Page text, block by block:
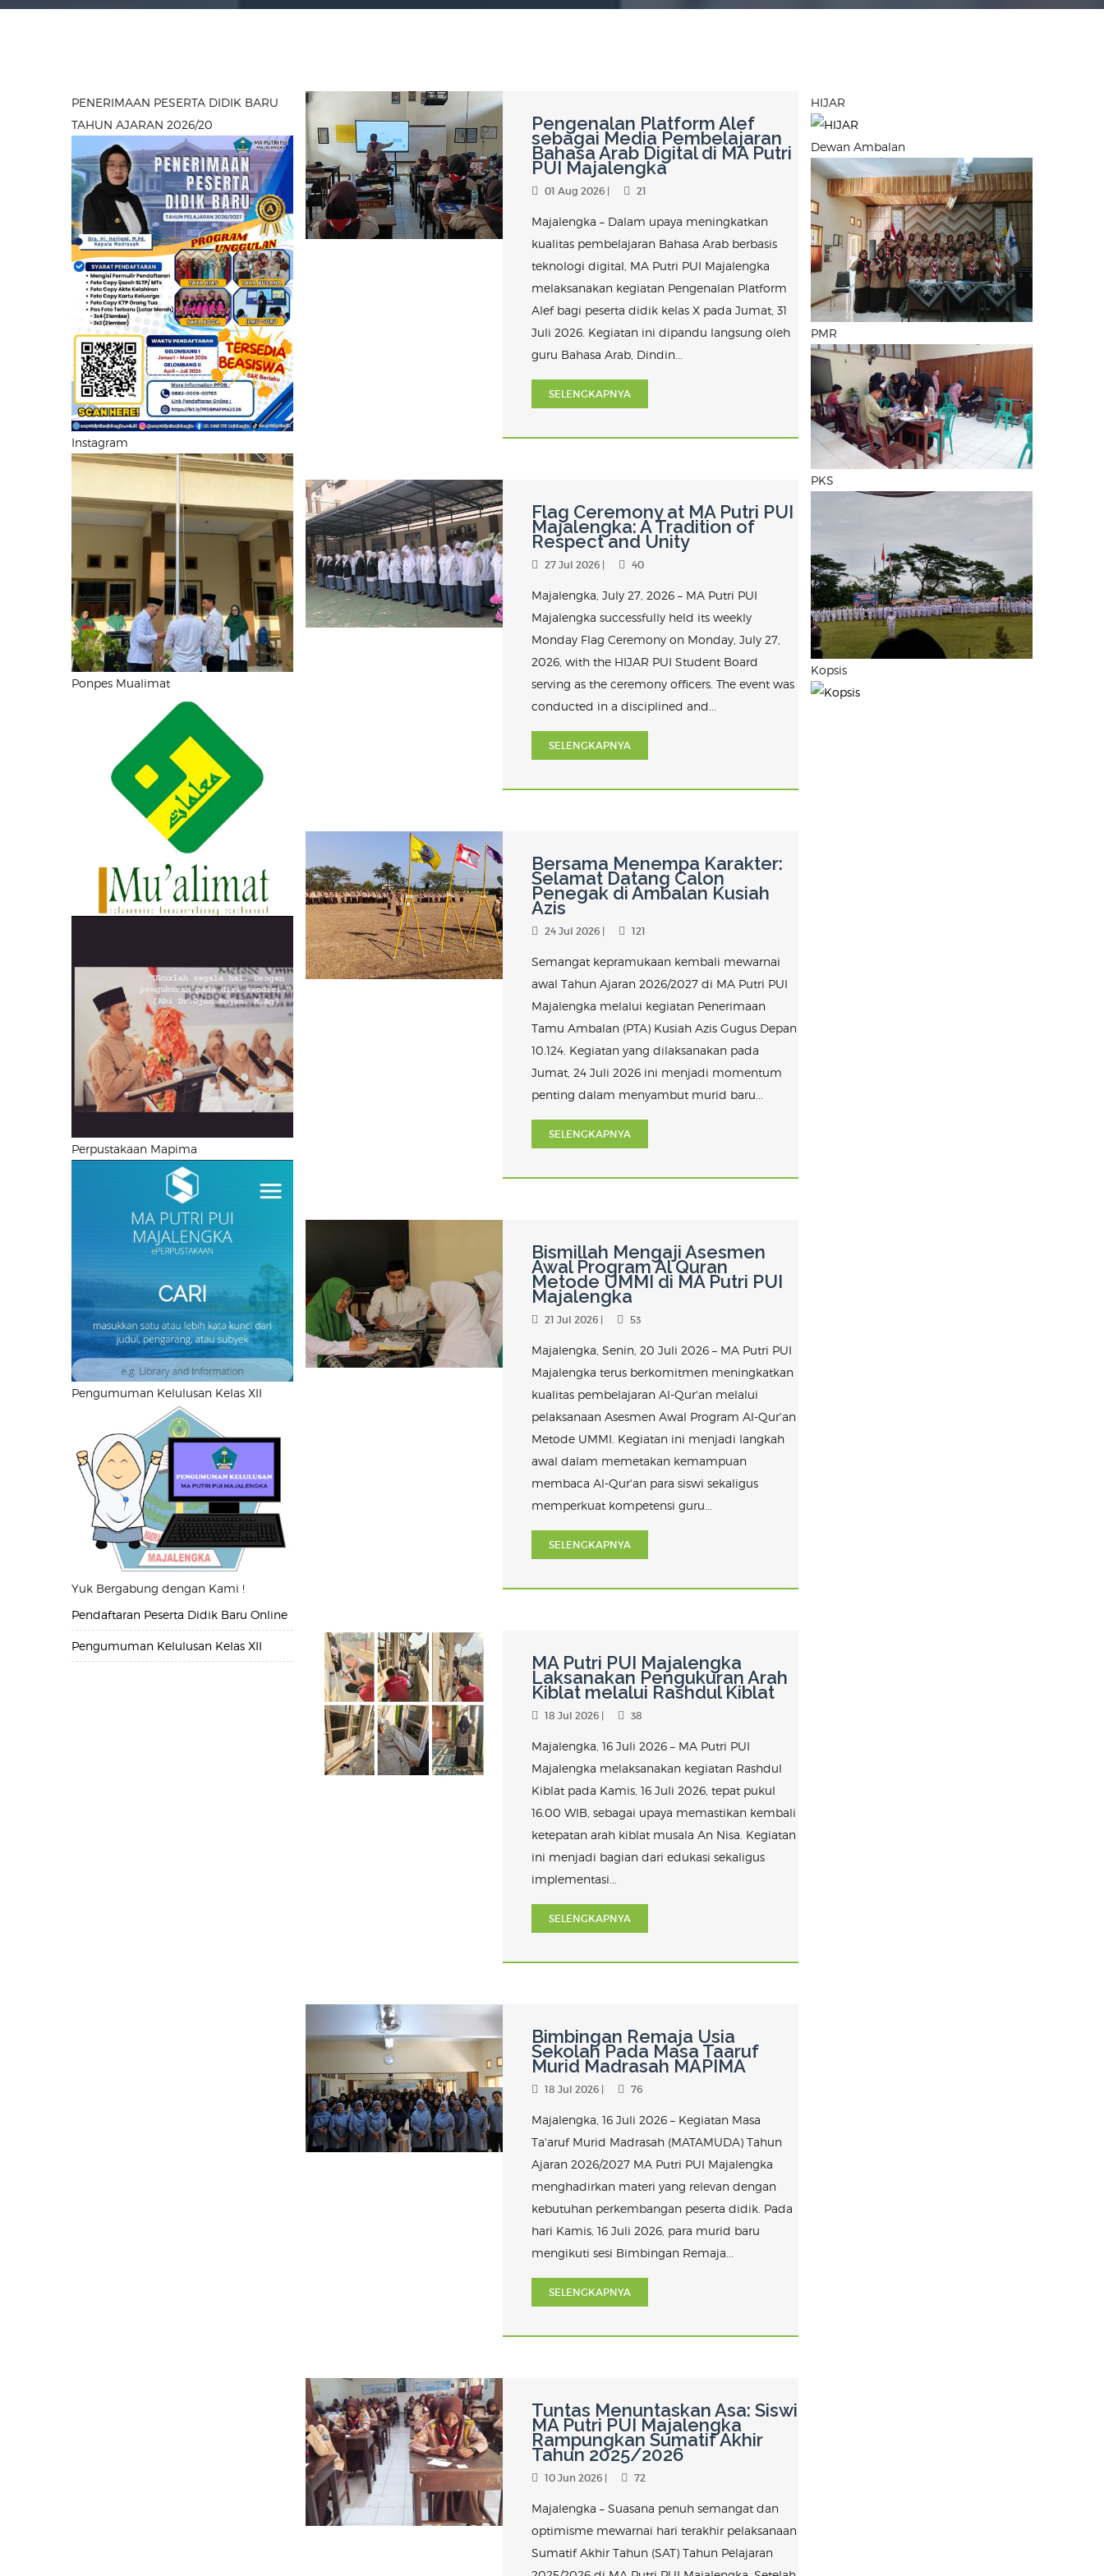
PENERIMAAN PESERTA DIDIK BARU
TAHUN AJARAN 2026/20
Instagram
Ponpes Mualimat
Perpustakaan Mapima
Pengumuman Kelulusan Kelas XII
Yuk Bergabung dengan Kami !
Pendaftaran Peserta Didik Baru Online
Pengumuman Kelulusan Kelas XII
Pengenalan Platform Alef
sebagai Media Pembelajaran
Bahasa Arab Digital di MA Putri
PUI Majalengka
01 Aug 2026 | 21
Majalengka – Dalam upaya meningkatkan
kualitas pembelajaran Bahasa Arab berbasis
teknologi digital, MA Putri PUI Majalengka
melaksanakan kegiatan Pengenalan Platform
Alef bagi peserta didik kelas X pada Jumat, 31
Juli 2026. Kegiatan ini dipandu langsung oleh
guru Bahasa Arab, Dindin...
SELENGKAPNYA
Flag Ceremony at MA Putri PUI
Majalengka: A Tradition of
Respect and Unity
27 Jul 2026 | 40
Majalengka, July 27, 2026 – MA Putri PUI
Majalengka successfully held its weekly
Monday Flag Ceremony on Monday, July 27,
2026, with the HIJAR PUI Student Board
serving as the ceremony officers. The event was
conducted in a disciplined and...
SELENGKAPNYA
Bersama Menempa Karakter:
Selamat Datang Calon
Penegak di Ambalan Kusiah
Azis
24 Jul 2026 | 121
Semangat kepramukaan kembali mewarnai
awal Tahun Ajaran 2026/2027 di MA Putri PUI
Majalengka melalui kegiatan Penerimaan
Tamu Ambalan (PTA) Kusiah Azis Gugus Depan
10.124. Kegiatan yang dilaksanakan pada
Jumat, 24 Juli 2026 ini menjadi momentum
penting dalam menyambut murid baru...
SELENGKAPNYA
Bismillah Mengaji Asesmen
Awal Program Al Quran
Metode UMMI di MA Putri PUI
Majalengka
21 Jul 2026 | 53
Majalengka, Senin, 20 Juli 2026 – MA Putri PUI
Majalengka terus berkomitmen meningkatkan
kualitas pembelajaran Al-Qur'an melalui
pelaksanaan Asesmen Awal Program Al-Qur'an
Metode UMMI. Kegiatan ini menjadi langkah
awal dalam memetakan kemampuan
membaca Al-Qur'an para siswi sekaligus
memperkuat kompetensi guru...
SELENGKAPNYA
MA Putri PUI Majalengka
Laksanakan Pengukuran Arah
Kiblat melalui Rashdul Kiblat
18 Jul 2026 | 38
Majalengka, 16 Juli 2026 – MA Putri PUI
Majalengka melaksanakan kegiatan Rashdul
Kiblat pada Kamis, 16 Juli 2026, tepat pukul
16.00 WIB, sebagai upaya memastikan kembali
ketepatan arah kiblat musala An Nisa. Kegiatan
ini menjadi bagian dari edukasi sekaligus
implementasi...
SELENGKAPNYA
Bimbingan Remaja Usia
Sekolah Pada Masa Taaruf
Murid Madrasah MAPIMA
18 Jul 2026 | 76
Majalengka, 16 Juli 2026 – Kegiatan Masa
Ta'aruf Murid Madrasah (MATAMUDA) Tahun
Ajaran 2026/2027 MA Putri PUI Majalengka
menghadirkan materi yang relevan dengan
kebutuhan perkembangan peserta didik. Pada
hari Kamis, 16 Juli 2026, para murid baru
mengikuti sesi Bimbingan Remaja...
SELENGKAPNYA
Tuntas Menuntaskan Asa: Siswi
MA Putri PUI Majalengka
Rampungkan Sumatif Akhir
Tahun 2025/2026
10 Jun 2026 | 72
Majalengka – Suasana penuh semangat dan
optimisme mewarnai hari terakhir pelaksanaan
Sumatif Akhir Tahun (SAT) Tahun Pelajaran
HIJAR
Dewan Ambalan
PMR
PKS
Kopsis